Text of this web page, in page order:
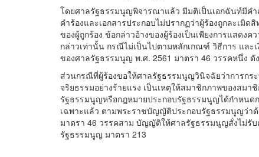
โดยศาลรัฐธรรมนูญพิจารณาแล้ว มีมติเป็นเอกฉันท์มีคำ
คำร้องและเอกสารประกอบไม่ปรากฏว่าผู้ร้องถูกละเมิ
ของผู้ถูกร้อง ข้อกล่าวอ้างของผู้ร้องเป็นเพียงการแสด
กล่าวเท่านั้น กรณีไม่เป็นไปตามหลักเกณฑ์ วิธีการ แล
ของศาลรัฐธรรมนูญ พ.ศ. 2561 มาตรา 46 วรรคหนึ่ง
ส่วนกรณีที่ผู้ร้องขอให้ศาลรัฐธรรมนูญวินิจฉัยว่าการกร
จริยธรรมอย่างร้ายแรง เป็นเหตุให้สมาชิกภาพของสม
รัฐธรรมนูญหรือกฎหมายประกอบรัฐธรรมนูญได้กำหนด
เฉพาะแล้ว ตามพระราชบัญญัติประกอบรัฐธรรมนูญว่า
มาตรา 46 วรรคสาม บัญญัติให้ศาลรัฐธรรมนูญสั่งไม่รั
รัฐธรรมนูญ มาตรา 213